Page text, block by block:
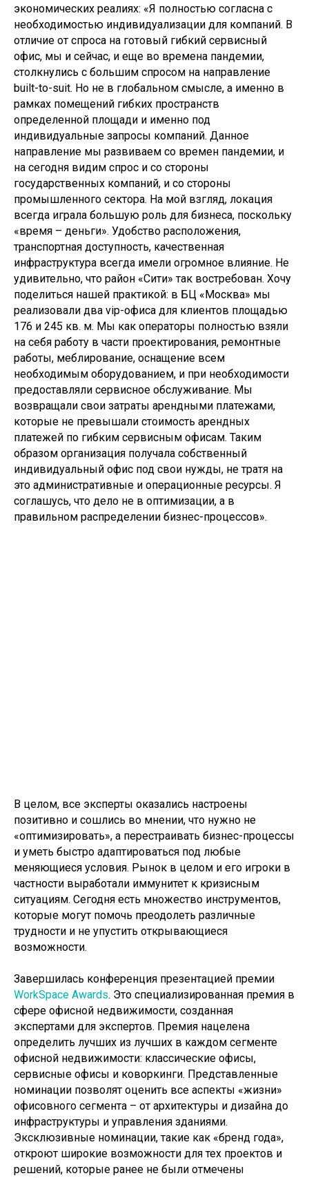
экономических реалиях: «Я полностью согласна с
необходимостью индивидуализации для компаний. В
отличие от спроса на готовый гибкий сервисный
офис, мы и сейчас, и еще во времена пандемии,
столкнулись с большим спросом на направление
built-to-suit. Но не в глобальном смысле, а именно в
рамках помещений гибких пространств
определенной площади и именно под
индивидуальные запросы компаний. Данное
направление мы развиваем со времен пандемии, и
на сегодня видим спрос и со стороны
государственных компаний, и со стороны
промышленного сектора. На мой взгляд, локация
всегда играла большую роль для бизнеса, поскольку
«время – деньги». Удобство расположения,
транспортная доступность, качественная
инфраструктура всегда имели огромное влияние. Не
удивительно, что район «Сити» так востребован. Хочу
поделиться нашей практикой: в БЦ «Москва» мы
реализовали два vip-офиса для клиентов площадью
176 и 245 кв. м. Мы как операторы полностью взяли
на себя работу в части проектирования, ремонтные
работы, меблирование, оснащение всем
необходимым оборудованием, и при необходимости
предоставляли сервисное обслуживание. Мы
возвращали свои затраты арендными платежами,
которые не превышали стоимость арендных
платежей по гибким сервисным офисам. Таким
образом организация получала собственный
индивидуальный офис под свои нужды, не тратя на
это административные и операционные ресурсы. Я
соглашусь, что дело не в оптимизации, а в
правильном распределении бизнес-процессов».
В целом, все эксперты оказались настроены
позитивно и сошлись во мнении, что нужно не
«оптимизировать», а перестраивать бизнес-процессы
и уметь быстро адаптироваться под любые
меняющиеся условия. Рынок в целом и его игроки в
частности выработали иммунитет к кризисным
ситуациям. Сегодня есть множество инструментов,
которые могут помочь преодолеть различные
трудности и не упустить открывающиеся
возможности.
Завершилась конференция презентацией премии
WorkSpace Awards. Это специализированная премия в
сфере офисной недвижимости, созданная
экспертами для экспертов. Премия нацелена
определить лучших из лучших в каждом сегменте
офисной недвижимости: классические офисы,
сервисные офисы и коворкинги. Представленные
номинации позволят оценить все аспекты «жизни»
офисовного сегмента – от архитектуры и дизайна до
инфраструктуры и управления зданиями.
Эксклюзивные номинации, такие как «бренд года»,
откроют широкие возможности для тех проектов и
решений, которые ранее не были отмечены